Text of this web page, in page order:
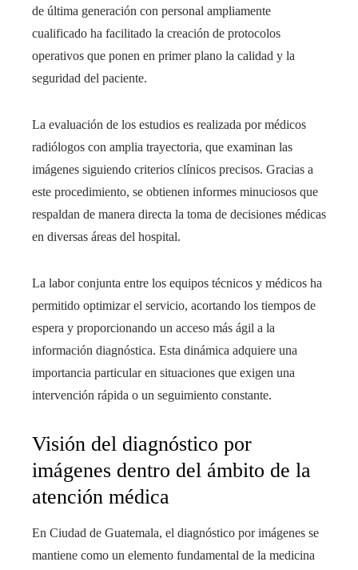
de última generación con personal ampliamente
cualificado ha facilitado la creación de protocolos
operativos que ponen en primer plano la calidad y la
seguridad del paciente.
La evaluación de los estudios es realizada por médicos
radiólogos con amplia trayectoria, que examinan las
imágenes siguiendo criterios clínicos precisos. Gracias a
este procedimiento, se obtienen informes minuciosos que
respaldan de manera directa la toma de decisiones médicas
en diversas áreas del hospital.
La labor conjunta entre los equipos técnicos y médicos ha
permitido optimizar el servicio, acortando los tiempos de
espera y proporcionando un acceso más ágil a la
información diagnóstica. Esta dinámica adquiere una
importancia particular en situaciones que exigen una
intervención rápida o un seguimiento constante.
Visión del diagnóstico por
imágenes dentro del ámbito de la
atención médica
En Ciudad de Guatemala, el diagnóstico por imágenes se
mantiene como un elemento fundamental de la medicina